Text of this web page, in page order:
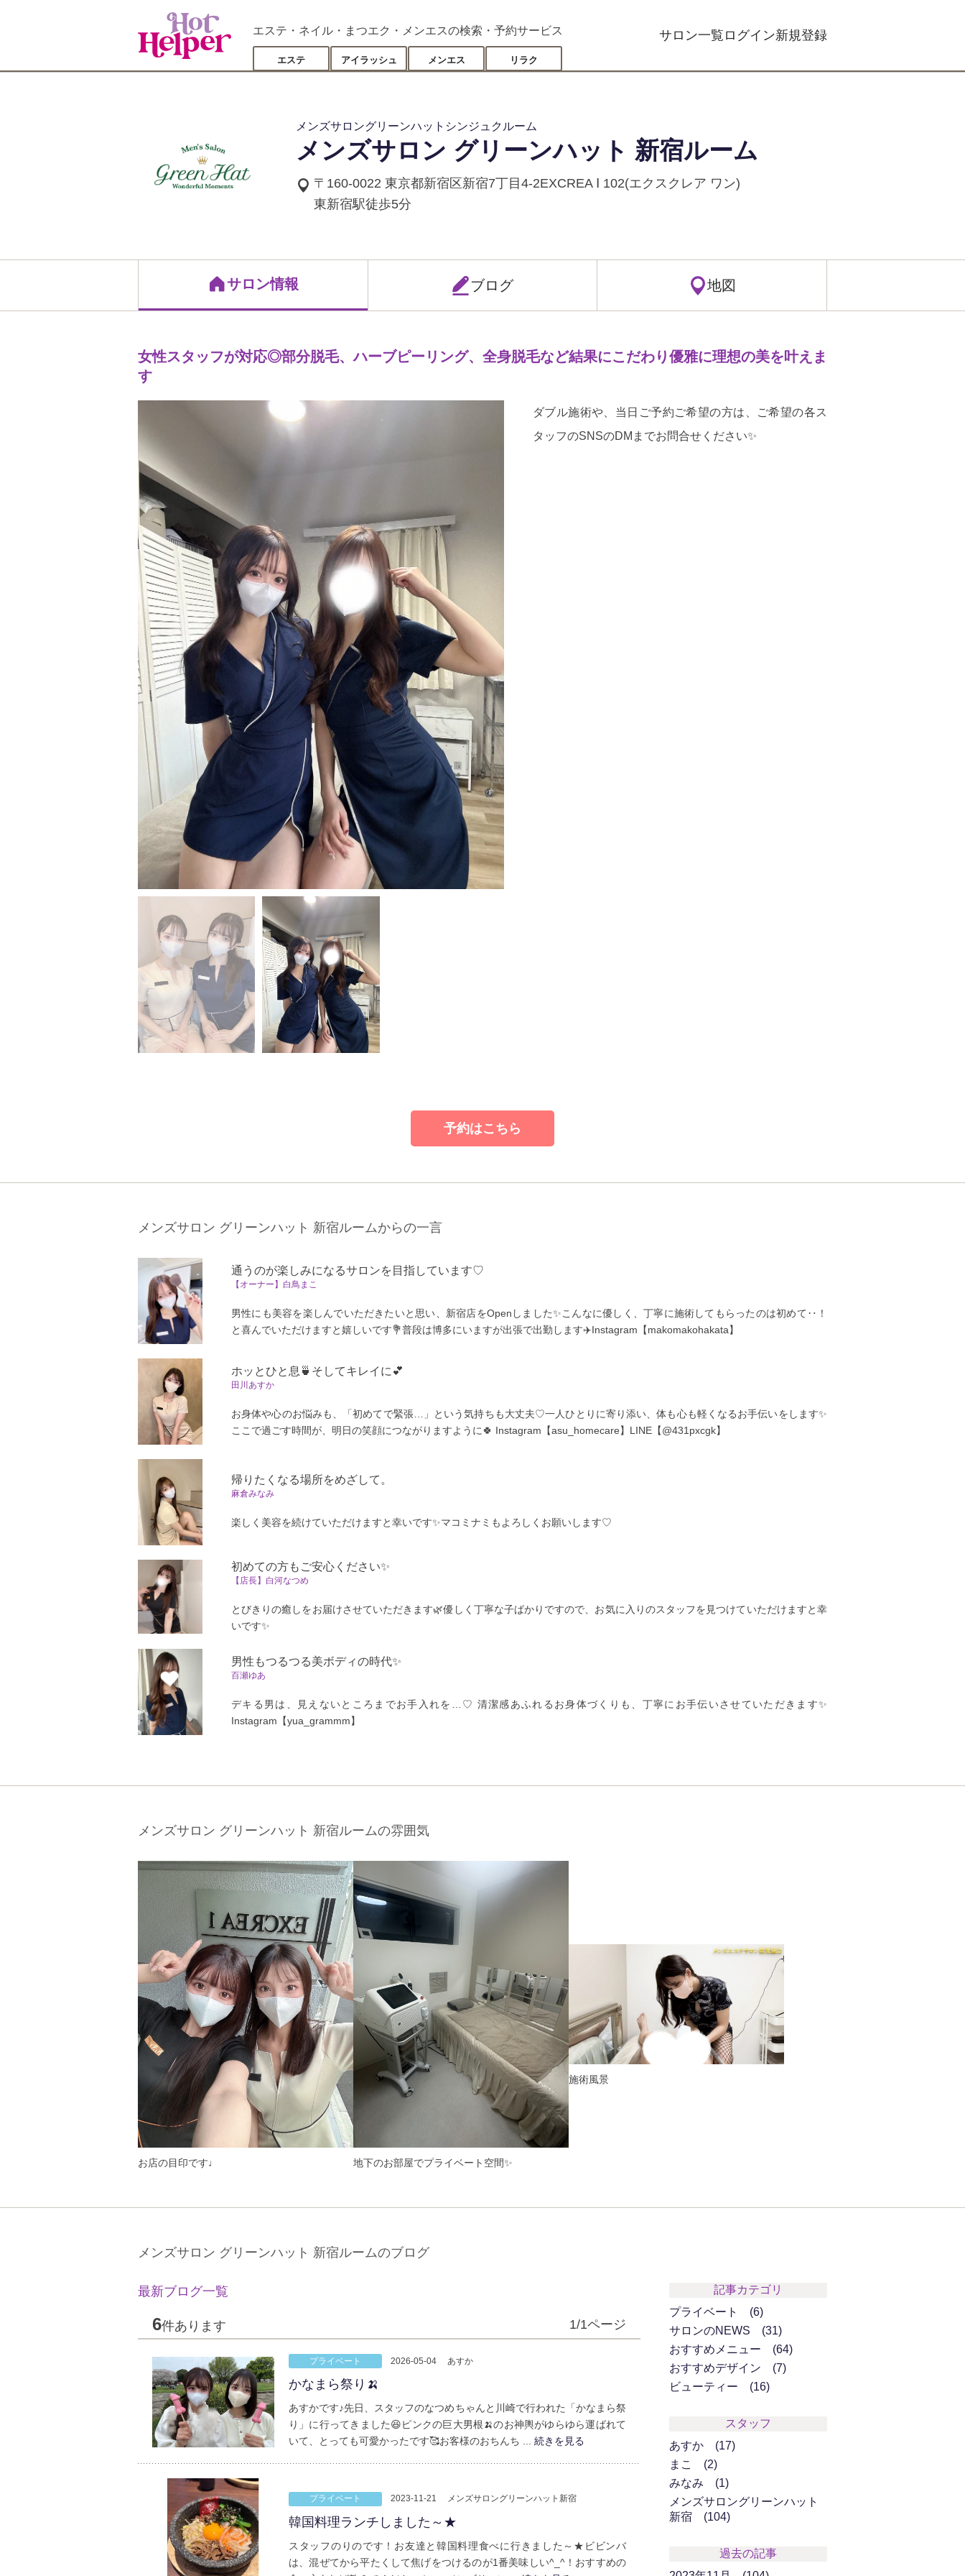
エステ・ネイル・まつエク・メンエスの検索・予約サービス
エステ アイラッシュ メンエス リラク
サロン一覧 ログイン新規登録
メンズサロングリーンハットシンジュクルーム
メンズサロン グリーンハット 新宿ルーム
〒160-0022 東京都新宿区新宿7丁目4-2EXCREA Ⅰ 102(エクスクレア ワン)
東新宿駅徒歩5分
サロン情報 ブログ 地図
女性スタッフが対応◎部分脱毛、ハーブピーリング、全身脱毛など結果にこだわり優雅に理想の美を叶えま
す
ダブル施術や、当日ご予約ご希望の方は、ご希望の各ス
タッフのSNSのDMまでお問合せください✨
予約はこちら
メンズサロン グリーンハット 新宿ルームからの一言
通うのが楽しみになるサロンを目指しています♡
【オーナー】白鳥まこ
男性にも美容を楽しんでいただきたいと思い、新宿店をOpenしました✨こんなに優しく、丁寧に施術してもらったのは初めて‥！
と喜んでいただけますと嬉しいです💐普段は博多にいますが出張で出勤します✈️Instagram【makomakohakata】
ホッとひと息🍵そしてキレイに💕
田川あすか
お身体や心のお悩みも、「初めてで緊張…」という気持ちも大丈夫♡一人ひとりに寄り添い、体も心も軽くなるお手伝いをします✨
ここで過ごす時間が、明日の笑顔につながりますように🍀 Instagram【asu_homecare】LINE【@431pxcgk】
帰りたくなる場所をめざして。
麻倉みなみ
楽しく美容を続けていただけますと幸いです✨マコミナミもよろしくお願いします♡
初めての方もご安心ください✨
【店長】白河なつめ
とびきりの癒しをお届けさせていただきます🌿優しく丁寧な子ばかりですので、お気に入りのスタッフを見つけていただけますと幸
いです✨
男性もつるつる美ボディの時代✨
百瀬ゆあ
デキる男は、見えないところまでお手入れを…♡ 清潔感あふれるお身体づくりも、丁寧にお手伝いさせていただきます✨
Instagram【yua_grammm】
メンズサロン グリーンハット 新宿ルームの雰囲気
お店の目印です♩ 地下のお部屋でプライベート空間✨
施術風景
メンズサロン グリーンハット 新宿ルームのブログ
最新ブログ一覧
6件あります 1/1ページ
プライベート 2026-05-04 あすか
かなまら祭り🍌
あすかです♪先日、スタッフのなつめちゃんと川崎で行われた「かなまら祭
り」に行ってきました😆ピンクの巨大男根🍌のお神輿がゆらゆら運ばれて
いて、とっても可愛かったです🥰お客様のおちんち ... 続きを見る
プライベート 2023-11-21 メンズサロングリーンハット新宿
韓国料理ランチしました～★
スタッフのりのです！お友達と韓国料理食べに行きました～★ビビンバ
は、混ぜてから平たくして焦げをつけるのが1番美味しい^_^！おすすめの
記事カテゴリ
プライベート
6
サロンのNEWS
31
おすすめメニュー
64
おすすめデザイン
7
ビューティー
16
スタッフ
あすか
17
まこ
2
みなみ
1
メンズサロングリーンハット
新宿
104
過去の記事